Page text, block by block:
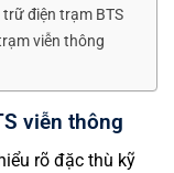
điện trạm BTS
viễn thông
viễn thông
rõ đặc thù kỹ